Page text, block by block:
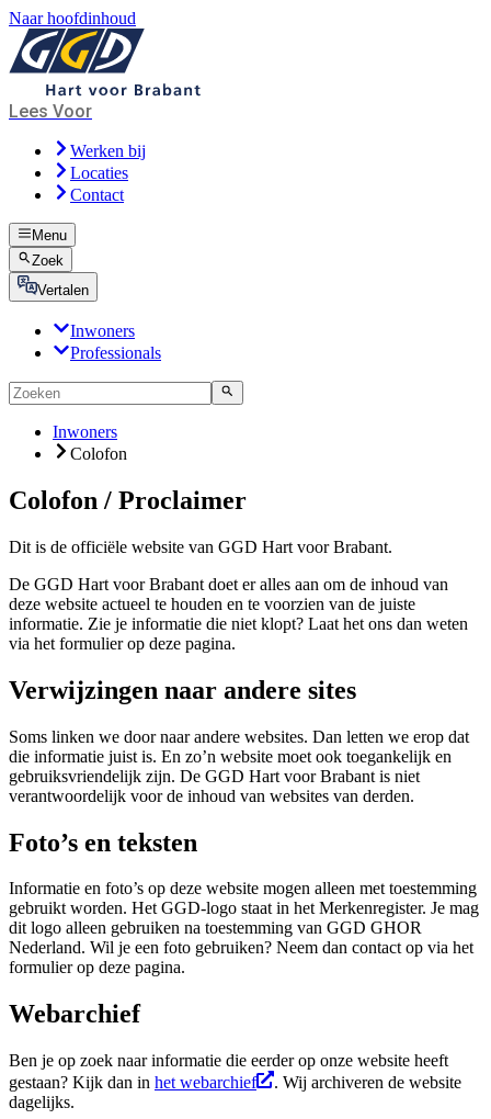
Naar hoofdinhoud
Lees Voor
Werken bij
Locaties
Contact
Menu
Zoek
Vertalen
Inwoners
Professionals
Inwoners
Colofon
Colofon / Proclaimer
Dit is de officiële website van GGD Hart voor Brabant.
De GGD Hart voor Brabant doet er alles aan om de inhoud van
deze website actueel te houden en te voorzien van de juiste
informatie. Zie je informatie die niet klopt? Laat het ons dan weten
via het formulier op deze pagina.
Verwijzingen naar andere sites
Soms linken we door naar andere websites. Dan letten we erop dat
die informatie juist is. En zo’n website moet ook toegankelijk en
gebruiksvriendelijk zijn. De GGD Hart voor Brabant is niet
verantwoordelijk voor de inhoud van websites van derden.
Foto’s en teksten
Informatie en foto’s op deze website mogen alleen met toestemming
gebruikt worden. Het GGD-logo staat in het Merkenregister. Je mag
dit logo alleen gebruiken na toestemming van GGD GHOR
Nederland. Wil je een foto gebruiken? Neem dan contact op via het
formulier op deze pagina.
Webarchief
Ben je op zoek naar informatie die eerder op onze website heeft
gestaan? Kijk dan in het webarchief
. Wij archiveren de website
dagelijks.